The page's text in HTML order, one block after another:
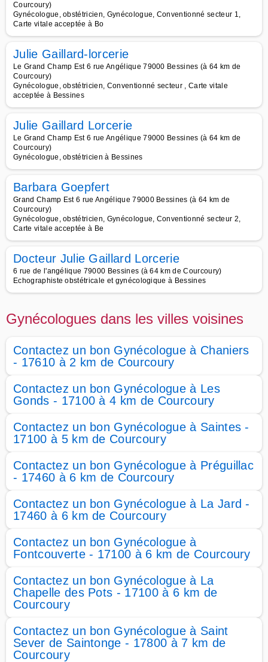
Courcoury)
Gynécologue, obstétricien, Gynécologue, Conventionné secteur 1,
Carte vitale acceptée à Bo
Julie Gaillard-lorcerie
Le Grand Champ Est 6 rue Angélique 79000 Bessines (à 64 km de
Courcoury)
Gynécologue, obstétricien, Conventionné secteur , Carte vitale
acceptée à Bessines
Julie Gaillard Lorcerie
Le Grand Champ Est 6 rue Angélique 79000 Bessines (à 64 km de
Courcoury)
Gynécologue, obstétricien à Bessines
Barbara Goepfert
Grand Champ Est 6 rue Angélique 79000 Bessines (à 64 km de
Courcoury)
Gynécologue, obstétricien, Gynécologue, Conventionné secteur 2,
Carte vitale acceptée à Be
Docteur Julie Gaillard Lorcerie
6 rue de l'angélique 79000 Bessines (à 64 km de Courcoury)
Echographiste obstétricale et gynécologique à Bessines
Gynécologues dans les villes voisines
Contactez un bon Gynécologue à Chaniers
- 17610 à 2 km de Courcoury
Contactez un bon Gynécologue à Les
Gonds - 17100 à 4 km de Courcoury
Contactez un bon Gynécologue à Saintes -
17100 à 5 km de Courcoury
Contactez un bon Gynécologue à Préguillac
- 17460 à 6 km de Courcoury
Contactez un bon Gynécologue à La Jard -
17460 à 6 km de Courcoury
Contactez un bon Gynécologue à
Fontcouverte - 17100 à 6 km de Courcoury
Contactez un bon Gynécologue à La
Chapelle des Pots - 17100 à 6 km de
Courcoury
Contactez un bon Gynécologue à Saint
Sever de Saintonge - 17800 à 7 km de
Courcoury